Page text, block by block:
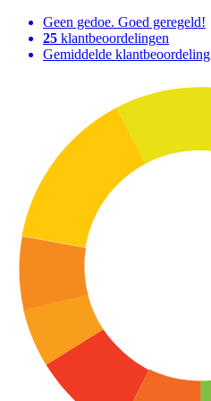
Geen gedoe. Goed geregeld!
25 klantbeoordelingen
Gemiddelde klantbeoordeling